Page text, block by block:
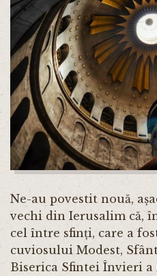
Ne-au povestit nouă,
vechi din Ierusalim că,
cel între sfinți, care a
cuviosului Modest,
Biserica Sfintei Învieri